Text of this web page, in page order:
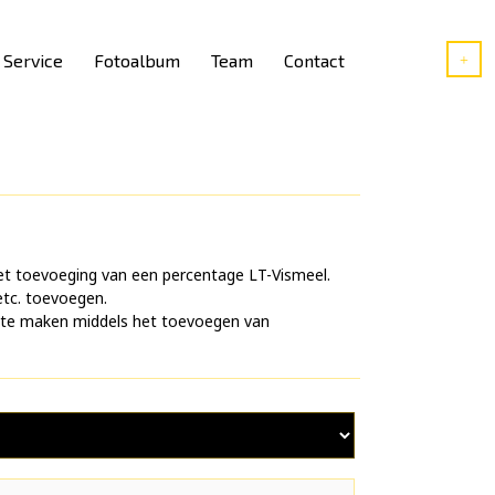
Service Fotoalbum Team Contact
toevoeging van een percentage LT-Vismeel.
toevoegen.
maken middels het toevoegen van